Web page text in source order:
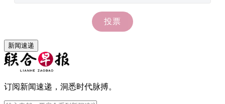
新闻速递
订阅新闻速递，洞悉时代脉搏。